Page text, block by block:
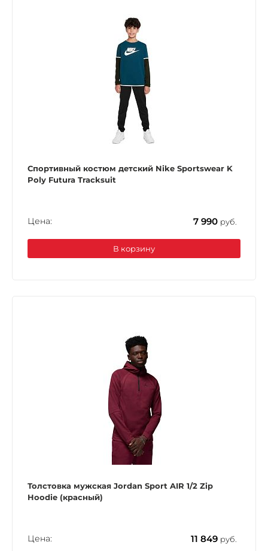
Спортивный костюм детский Nike Sportswear K
Poly Futura Tracksuit
Цена: 7 990 руб.
В корзину
Толстовка мужская Jordan Sport AIR 1/2 Zip
Hoodie (красный)
Цена: 11 849 руб.